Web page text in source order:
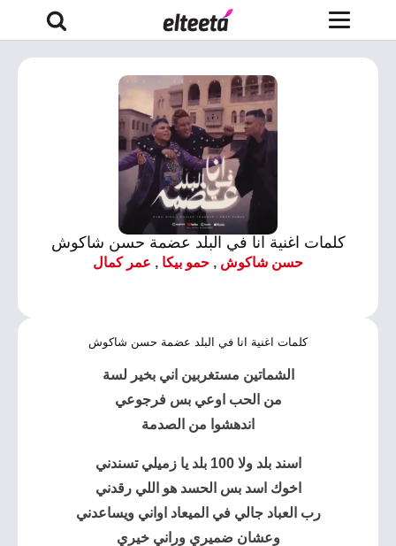
كلمات اغنية انا في البلد عضمة حسن شاكوش
حسن شاكوش , حمو بيكا , عمر كمال
كلمات اغنية انا في البلد عضمة حسن شاكوش
الشماتين مستغربين اني بخير لسة
من الحب اوعي بس فرجوعي
اندهشوا من الصدمة
اسند بلد ولا 100 بلد يا زميلي تسندني
اخوك اسد بس الحسد هو اللي رقدني
رب العباد جالي في الميعاد اواني ويساعدني
وعشان ضميري وراني خيري